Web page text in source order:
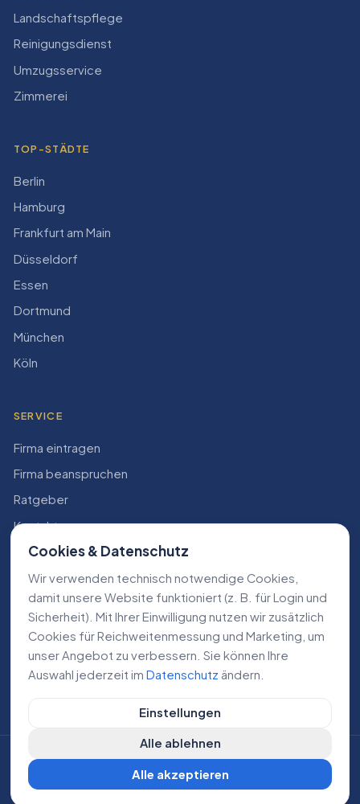
Landschaftspflege
Reinigungsdienst
Umzugsservice
Zimmerei
TOP-STÄDTE
Berlin
Hamburg
Frankfurt am Main
Düsseldorf
Essen
Dortmund
München
Köln
SERVICE
Firma eintragen
Firma beanspruchen
Ratgeber
Kontakt
Konto
RECHTLICHES
Impressum
Datenschutz
AGB
©2026Lokale Dienstleistungen. Alle Rechte vorbehalten.
CH Cookie-Einstellungen
Cookies & Datenschutz
Wir verwenden technisch notwendige Cookies,
damit unsere Website funktioniert (z. B. für Login und
Sicherheit). Mit Ihrer Einwilligung nutzen wir zusätzlich
Cookies für Reichweiten­messung und Marketing, um
unser Angebot zu verbessern. Sie können Ihre
Auswahl jederzeit im Datenschutz ändern.
Einstellungen
Alle ablehnen
Alle akzeptieren